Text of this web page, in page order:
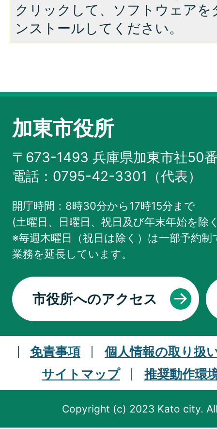
クリックして、ソフトウェア
ンストールしてください。
加東市役所
〒673-1493 兵庫県加東市社50
電話：0795-42-3301（代表）
開庁時間：8時30分から17時15分まで
(土曜日、日曜日、祝日及び年末年始を除
※毎週木曜日（祝日は除く）は一部予約
業務を延長しています。
市役所へのアクセス
免責事項
個人情報の取り扱
サイトマップ
推奨動作環
Copyright (c) 2023 Kato city.